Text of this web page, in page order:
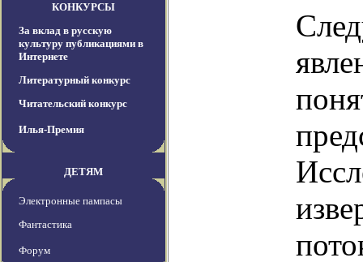
КОНКУРСЫ
За вклад в русскую
культуру публикациями в
Интернете
Литературный конкурс
Читательский конкурс
Илья-Премия
ДЕТЯМ
Электронные пампасы
Фантастика
Форум